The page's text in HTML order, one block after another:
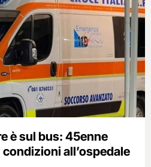
è sul bus: 45enne
all’ospedale